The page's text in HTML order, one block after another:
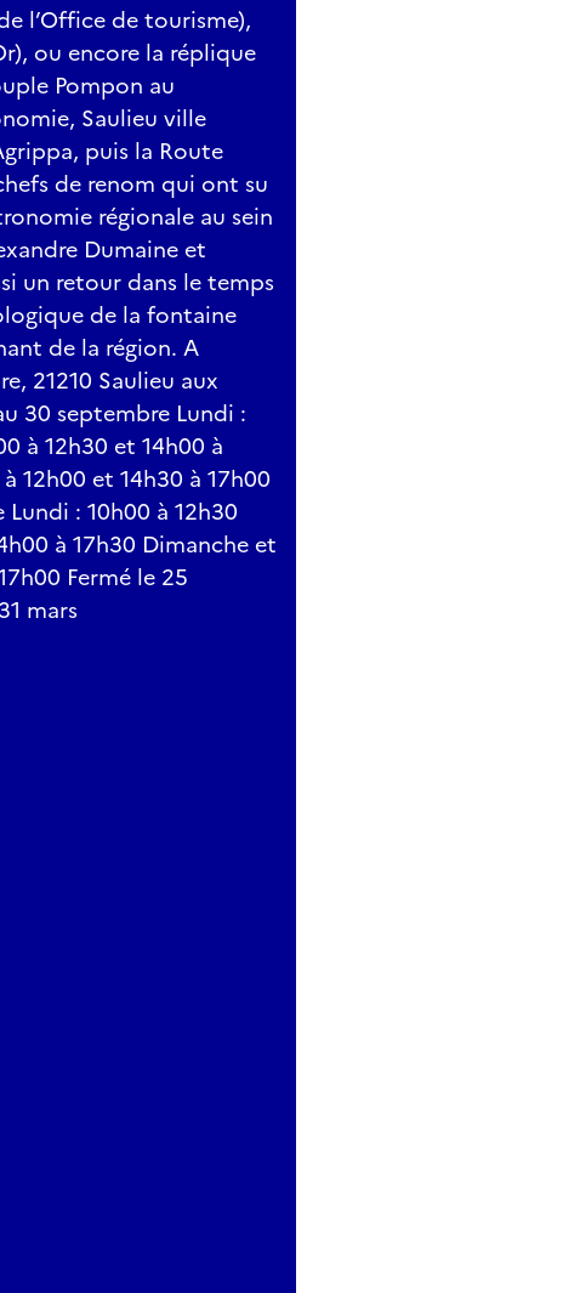
l’Office de tourisme),
ou encore la réplique
Pompon au
Saulieu ville
puis la Route
de renom qui ont su
régionale au sein
Dumaine et
un retour dans le temps
de la fontaine
de la région. A
21210 Saulieu aux
30 septembre Lundi :
à 12h30 et 14h00 à
12h00 et 14h30 à 17h00
: 10h00 à 12h30
à 17h30 Dimanche et
Fermé le 25
mars